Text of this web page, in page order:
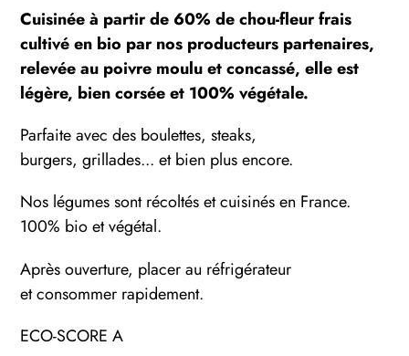
votre
panier
Cuisinée à partir de 60% de chou-fleur frais
cultivé en bio par nos producteurs partenaires,
relevée au poivre moulu et concassé, elle est
légère, bien corsée et 100% végétale.
Parfaite avec des boulettes, steaks,
burgers, grillades... et bien plus encore.
Nos légumes sont récoltés et cuisinés en France.
100% bio et végétal.
Après ouverture, placer au réfrigérateur
et consommer rapidement.
ECO-SCORE A